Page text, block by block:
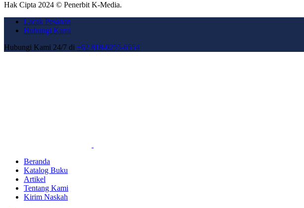
Hak Cipta 2024 © Penerbit K-Media.
Lacak Pesanan
Hubungi Kami
Hubungi Kami 24/7 di +62 818-0255-6554
Beranda
Katalog Buku
Artikel
Tentang Kami
Kirim Naskah